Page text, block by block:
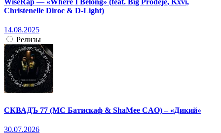
WiseRap — «Where I Belong» (feat. Big Prodeje, Kxvi,
Christenelle Diroc & D-Light)
14.08.2025
Релизы
СКВАДЪ 77 (МС Батискаф & ShaMee CAO) – «Дикий»
30.07.2026